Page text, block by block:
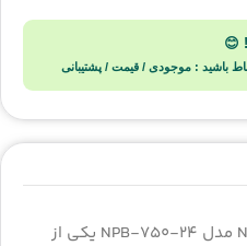
😊
باشید : موجودی / قیمت / پشتیبانی
شارژر هوشمند مین‌ول سری NPB مدل NPB-750-24 یکی از